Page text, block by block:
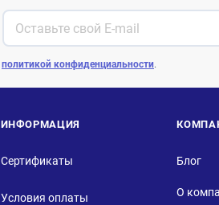
политикой конфиденциальности.
ИНФОРМАЦИЯ
Сертификаты
Условия оплаты
Блог
О